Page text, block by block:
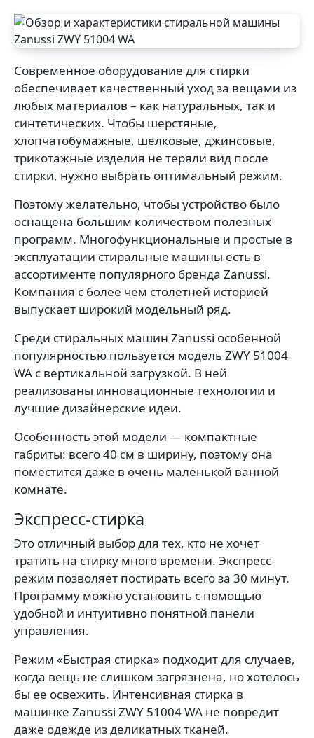
Современное оборудование для стирки
обеспечивает качественный уход за вещами из
любых материалов – как натуральных, так и
синтетических. Чтобы шерстяные,
хлопчатобумажные, шелковые, джинсовые,
трикотажные изделия не теряли вид после
стирки, нужно выбрать оптимальный режим.
Поэтому желательно, чтобы устройство было
оснащена большим количеством полезных
программ. Многофункциональные и простые в
эксплуатации стиральные машины есть в
ассортименте популярного бренда Zanussi.
Компания с более чем столетней историей
выпускает широкий модельный ряд.
Среди стиральных машин Zanussi особенной
популярностью пользуется модель ZWY 51004
WA с вертикальной загрузкой. В ней
реализованы инновационные технологии и
лучшие дизайнерские идеи.
Особенность этой модели — компактные
габриты: всего 40 см в ширину, поэтому она
поместится даже в очень маленькой ванной
комнате.
Экспресс-стирка
Это отличный выбор для тех, кто не хочет
тратить на стирку много времени. Экспресс-
режим позволяет постирать всего за 30 минут.
Программу можно установить с помощью
удобной и интуитивно понятной панели
управления.
Режим «Быстрая стирка» подходит для случаев,
когда вещь не слишком загрязнена, но хотелось
бы ее освежить. Интенсивная стирка в
машинке Zanussi ZWY 51004 WA не повредит
даже одежде из деликатных тканей.